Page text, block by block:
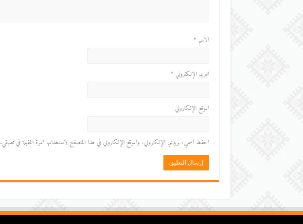
الاسم *
البريد الإلكتروني *
الموقع الإلكتروني
احفظ اسمي، بريدي الإلكتروني، والموقع الإلكتروني في هذا المتصفح لاستخدامها المرة المقبلة في تعليقي.